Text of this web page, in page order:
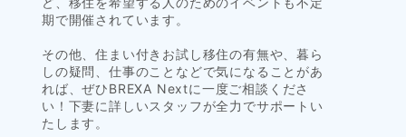
期で開催されています。
その他、住まい付きお試し移住の有無や、暮ら
しの疑問、仕事のことなどで気になることがあ
れば、ぜひBREXA Nextに一度ご相談くださ
い！下妻に詳しいスタッフが全力でサポートい
たします。